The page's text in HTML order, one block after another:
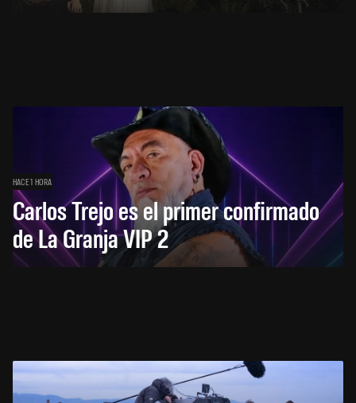
HACE 1 HORA
Carlos Trejo es el primer confirmado
de La Granja VIP 2